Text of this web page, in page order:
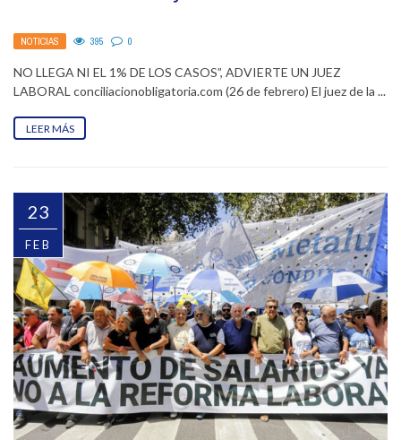
NOTICIAS 395 0
NO LLEGA NI EL 1% DE LOS CASOS”, ADVIERTE UN JUEZ
LABORAL conciliacionobligatoria.com (26 de febrero) El juez de la ...
LEER MÁS
23
FEB